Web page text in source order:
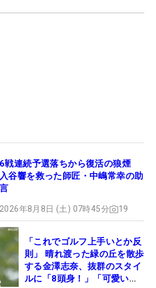
6戦連続予選落ちから復活の狼煙
入谷響を救った師匠・中嶋常幸の助
言
2026年8月8日 (土) 07時45分 19
「これでゴルフ上手いとか反
則」 晴れ渡った緑の丘を散歩
する金澤志奈、抜群のスタイ
ルに「8頭身！」「可愛いに